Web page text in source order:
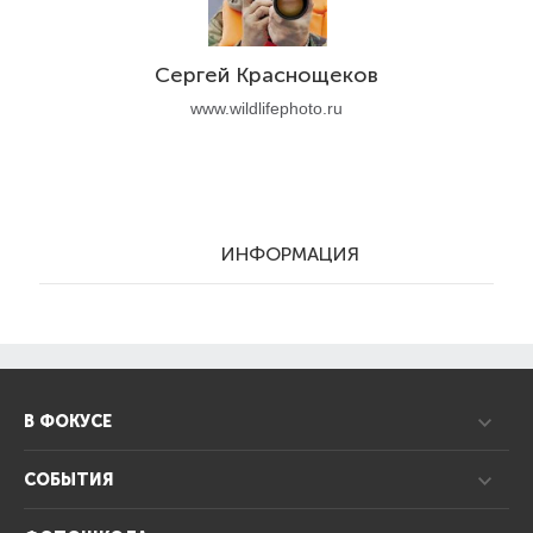
Сергей Краснощеков
www.wildlifephoto.ru
ИНФОРМАЦИЯ
В ФОКУСЕ
СОБЫТИЯ